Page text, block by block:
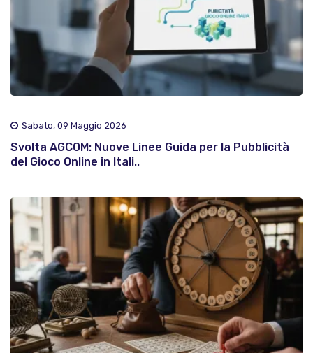
Sabato, 09 Maggio 2026
Svolta AGCOM: Nuove Linee Guida per la Pubblicità
del Gioco Online in Itali..